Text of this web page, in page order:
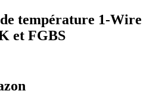
température 1‑Wire
et FGBS